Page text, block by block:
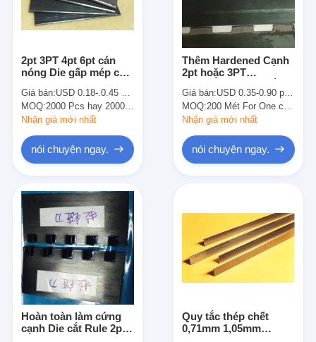
Thép cắt Rule
Die cắt Thiết bị
Máy tự động Bender
Máy ép công nghiệp
Máy đóng gói tự động
Máy in tự động
Thiết bị báo bài viết
Thiết bị báo trước
Vật tư tiêu hao khác
2pt 3PT 4pt 6pt cán
nóng Die gấp mép cắt
Wrap - xung quanh Hồ
sơ
Giá bán:USD 0.18-.0.45 per Meter
MOQ:2000 Pcs hay 2000 Meters
Nhận giá mới nhất
nói chuyện ngay.
Thêm Hardened Cạnh
2pt hoặc 3PT
Rule Trong Bất kỳ
răng và Gap
Giá bán:USD 0.35-0.90 per Piece (one meter)
MOQ:200 Mét For One chuẩn
Nhận giá mới nhất
nói chuyện ngay.
Hoàn toàn làm cứng
cạnh Die cắt Rule 2pt
Quy tắc thép chết
0,71mm 1,05mm